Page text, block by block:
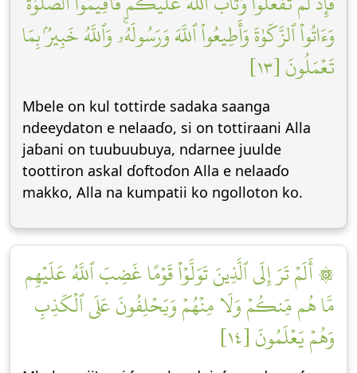
وَءَاتُواْ ٱلزَّكَوٰةَ وَأَطِيعُواْ ٱللَّهَ وَرَسُولَهُۥۚ وَٱللَّهُ خَبِيرُۢ بِمَا
تَعۡمَلُونَ [١٣]
Mbele on kul tottirde sadaka saanga
ndeeydaton e nelaaɗo, si on tottiraani Alla
jaɓani on tuubuubuya, ndarnee juulde
toottiron askal ɗoftoɗon Alla e nelaaɗo
makko, Alla na kumpatii ko ngolloton ko.
۞ أَلَمۡ تَرَ إِلَى ٱلَّذِينَ تَوَلَّوۡاْ قَوۡمًا غَضِبَ ٱللَّهُ عَلَيۡهِم
مَّا هُم مِّنكُمۡ وَلَا مِنۡهُمۡ وَيَحۡلِفُونَ عَلَى ٱلۡكَذِبِ
وَهُمۡ يَعۡلَمُونَ [١٤]